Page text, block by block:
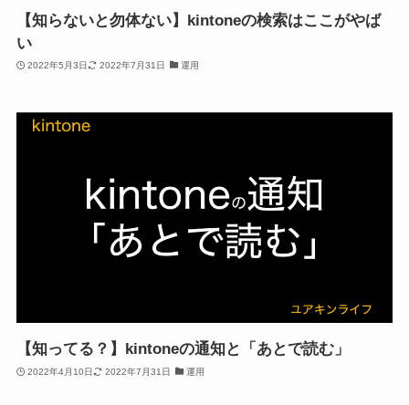
【知らないと勿体ない】kintoneの検索はここがやば
い
2022年5月3日 2022年7月31日 運用
【知ってる？】kintoneの通知と「あとで読む」
2022年4月10日 2022年7月31日 運用